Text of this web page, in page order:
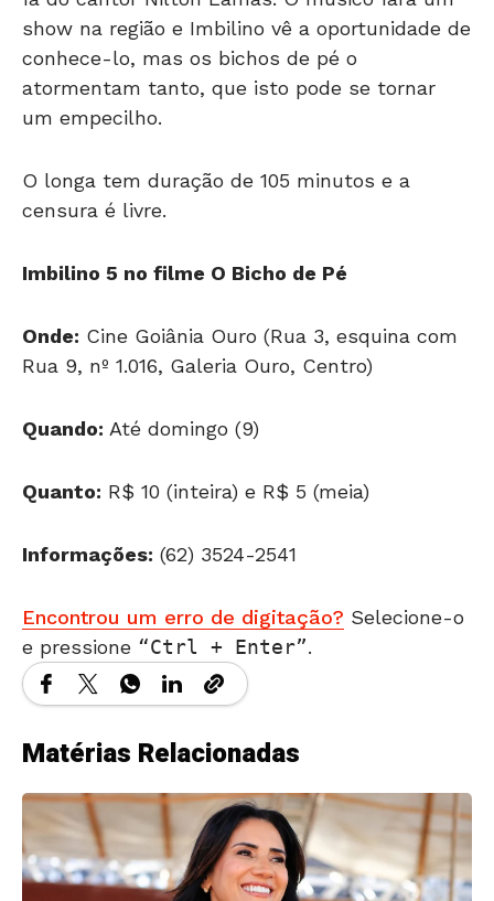
show na região e Imbilino vê a oportunidade de
conhece-lo, mas os bichos de pé o
atormentam tanto, que isto pode se tornar
um empecilho.
O longa tem duração de 105 minutos e a
censura é livre.
Imbilino 5 no filme O Bicho de Pé
Onde: Cine Goiânia Ouro (Rua 3, esquina com
Rua 9, nº 1.016, Galeria Ouro, Centro)
Quando: Até domingo (9)
Quanto: R$ 10 (inteira) e R$ 5 (meia)
Informações: (62) 3524-2541
Encontrou um erro de digitação? Selecione-o
e pressione
Ctrl + Enter .
Matérias Relacionadas